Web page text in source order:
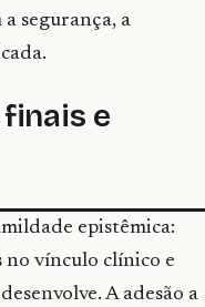
segurança, a
finais e
epistêmica:
no vínculo clínico e
A adesão a